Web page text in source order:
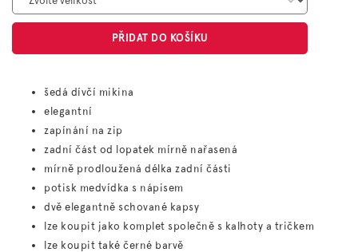
PŘIDAT DO KOŠÍKU
šedá dívčí mikina
elegantní
zapínání na zip
zadní část od lopatek mírně nařasená
mírně prodloužená délka zadní části
potisk medvídka s nápisem
dvě elegantně schované kapsy
lze koupit jako komplet společně s kalhoty a tričkem
lze koupit také černé barvě